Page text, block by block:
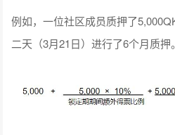
例如，一位社区成员质押了
二天（3月21日）进行了6个月质押